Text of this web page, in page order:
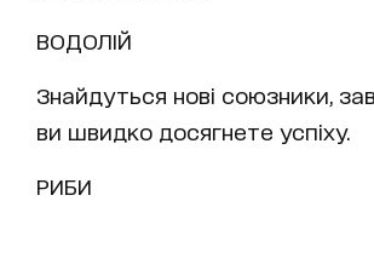
ВОДОЛІЙ
Знайдуться нові союзники,
ви швидко досягнете успіху.
РИБИ